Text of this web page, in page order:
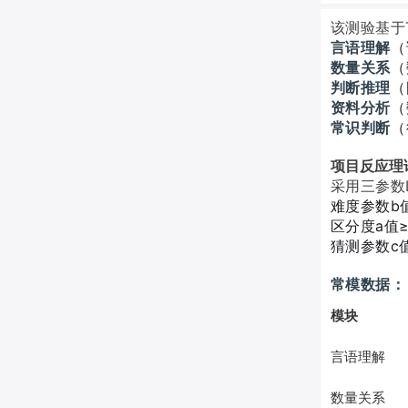
该测验基
言语理解
数量关系
判断推理
资料分析
常识判断
项目反应理
采用三参
难度参数b
区分度a值
猜测参数c
常模数据：
模块
言语理解
数量关系